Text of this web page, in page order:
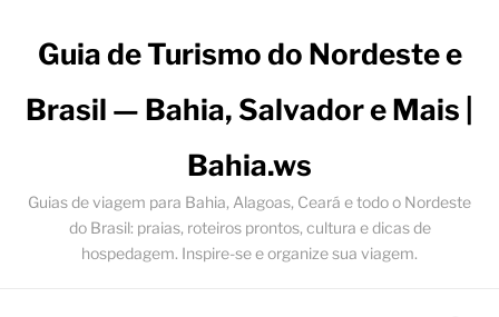
Guia de Turismo do Nordeste e
Brasil — Bahia, Salvador e Mais |
Bahia.ws
Guias de viagem para Bahia, Alagoas, Ceará e todo o Nordeste
do Brasil: praias, roteiros prontos, cultura e dicas de
hospedagem. Inspire-se e organize sua viagem.